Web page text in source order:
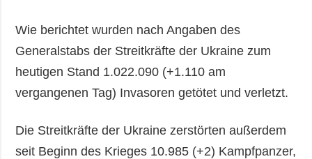
Wie berichtet wurden nach Angaben des
Generalstabs der Streitkräfte der Ukraine zum
heutigen Stand 1.022.090 (+1.110 am
vergangenen Tag) Invasoren getötet und verletzt.
Die Streitkräfte der Ukraine zerstörten außerdem
seit Beginn des Krieges 10.985 (+2) Kampfpanzer,